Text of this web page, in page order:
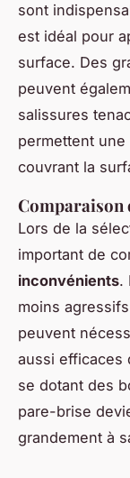
sont
est idéal pour
surface. Des
peuvent
salissures
permettent
couvrant la
Comparaison
Lors de la
important de
inconvénients.
moins
peuvent
aussi efficaces
se dotant des
pare-brise
grandement à